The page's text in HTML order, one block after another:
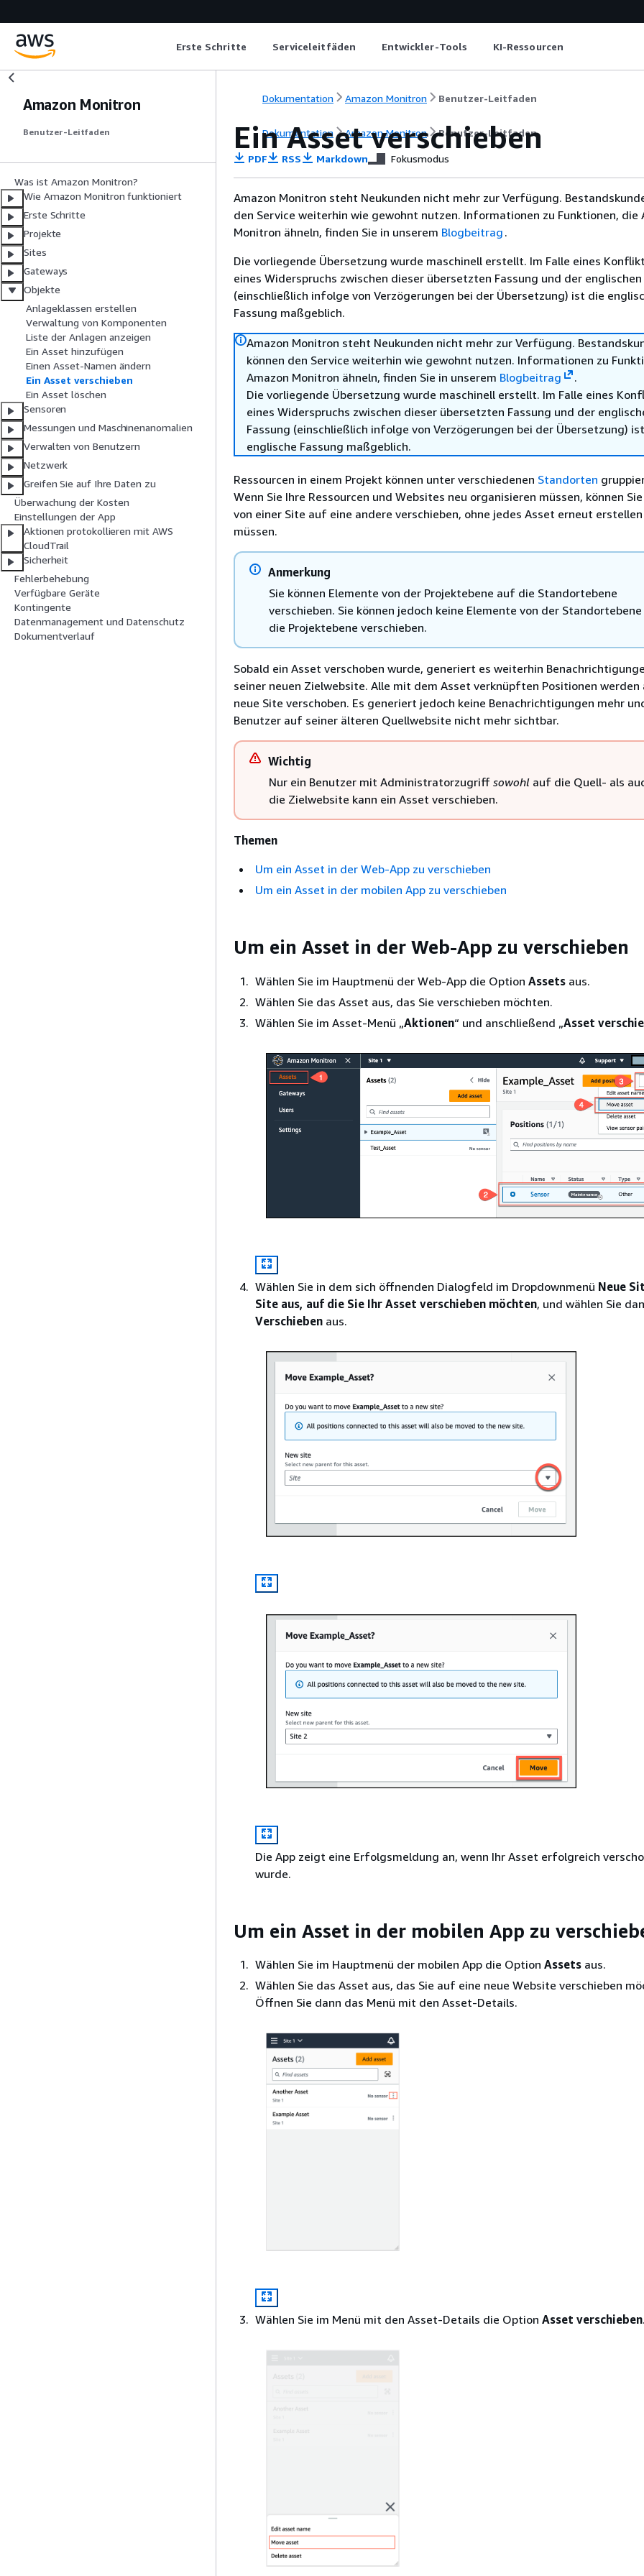
Erste Schritte Serviceleitfäden Entwickler-Tools KI-Ressourcen
Amazon Monitron
Benutzer-Leitfaden
Was ist Amazon Monitron?
Wie Amazon Monitron funktioniert
Erste Schritte
Projekte
Sites
Gateways
Objekte
Anlageklassen erstellen
Verwaltung von Komponenten
Liste der Anlagen anzeigen
Ein Asset hinzufügen
Einen Asset-Namen ändern
Ein Asset verschieben
Ein Asset löschen
Sensoren
Messungen und Maschinenanomalien
Verwalten von Benutzern
Netzwerk
Greifen Sie auf Ihre Daten zu
Überwachung der Kosten
Einstellungen der App
Aktionen protokollieren mit AWS
CloudTrail
Sicherheit
Fehlerbehebung
Verfügbare Geräte
Kontingente
Datenmanagement und Datenschutz
Dokumentverlauf
Dokumentation Amazon Monitron Benutzer-Leitfaden
Dokumentation Amazon Monitron Benutzer-Leitfaden
Ein Asset verschieben
PDF RSS Markdown Fokusmodus
Amazon Monitron steht Neukunden nicht mehr zur Verfügung.
den Service weiterhin wie gewohnt nutzen. Informationen zu Funktionen, die
Monitron ähneln, finden Sie in unserem Blogbeitrag .
Die vorliegende Übersetzung wurde maschinell erstellt. Im Falle eines
eines Widerspruchs zwischen dieser übersetzten Fassung und der englischen
(einschließlich infolge von Verzögerungen bei der Übersetzung) ist die
Fassung maßgeblich.
Amazon Monitron steht Neukunden nicht mehr zur Verfügung.
können den Service weiterhin wie gewohnt nutzen. Informationen zu
Amazon Monitron ähneln, finden Sie in unserem Blogbeitrag
.
Die vorliegende Übersetzung wurde maschinell erstellt. Im Falle eines
eines Widerspruchs zwischen dieser übersetzten Fassung und der
Fassung (einschließlich infolge von Verzögerungen bei der Übersetzung)
englische Fassung maßgeblich.
Ressourcen in einem Projekt können unter verschiedenen Standorten
Wenn Sie Ihre Ressourcen und Websites neu organisieren müssen, können
von einer Site auf eine andere verschieben, ohne jedes Asset erneut
müssen.
Anmerkung
Sie können Elemente von der Projektebene auf die Standortebene
verschieben. Sie können jedoch keine Elemente von der
die Projektebene verschieben.
Sobald ein Asset verschoben wurde, generiert es weiterhin
seiner neuen Zielwebsite. Alle mit dem Asset verknüpften Positionen werden
neue Site verschoben. Es generiert jedoch keine Benachrichtigungen mehr
Benutzer auf seiner älteren Quellwebsite nicht mehr sichtbar.
Wichtig
Nur ein Benutzer mit Administratorzugriff sowohl auf die Quell- als
die Zielwebsite kann ein Asset verschieben.
Themen
Um ein Asset in der Web-App zu verschieben
Um ein Asset in der mobilen App zu verschieben
Um ein Asset in der Web-App zu verschieben
Wählen Sie im Hauptmenü der Web-App die Option Assets aus.
Wählen Sie das Asset aus, das Sie verschieben möchten.
Wählen Sie im Asset-Menü „Aktionen“ und anschließend „Asset
Wählen Sie in dem sich öffnenden Dialogfeld im Dropdownmenü Neue
Site aus, auf die Sie Ihr Asset verschieben möchten, und wählen Sie
Verschieben aus.
Die App zeigt eine Erfolgsmeldung an, wenn Ihr Asset erfolgreich
wurde.
Um ein Asset in der mobilen App zu
Wählen Sie im Hauptmenü der mobilen App die Option Assets aus.
Wählen Sie das Asset aus, das Sie auf eine neue Website verschieben
Öffnen Sie dann das Menü mit den Asset-Details.
Wählen Sie im Menü mit den Asset-Details die Option Asset verschieben